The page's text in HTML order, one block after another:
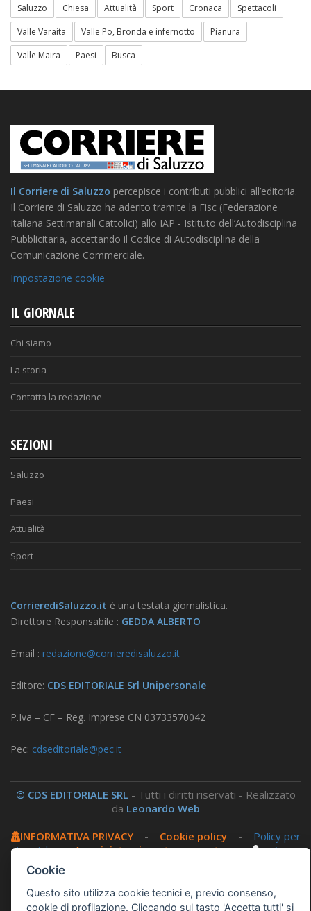
Saluzzo Chiesa Attualità Sport Cronaca
Spettacoli
Valle Varaita
Valle Po, Bronda e infernotto
Pianura
Valle Maira
Paesi Busca
Il Corriere di Saluzzo percepisce i contributi pubblici all’editoria.
Il Corriere di Saluzzo ha aderito tramite la Fisc (Federazione
Italiana Settimanali Cattolici) allo IAP - Istituto dell’Autodisciplina
Pubblicitaria, accettando il Codice di Autodisciplina della
Comunicazione Commerciale.
Impostazione cookie
IL GIORNALE
Chi siamo
La storia
Contatta la redazione
SEZIONI
Saluzzo
Paesi
Attualità
Sport
CorrierediSaluzzo.it è una testata giornalistica.
Direttore Responsabile : GEDDA ALBERTO
Email : redazione@corrieredisaluzzo.it
Editore: CDS EDITORIALE Srl Unipersonale
P.Iva – CF – Reg. Imprese CN 03733570042
Pec: cdseditoriale@pec.it
© CDS EDITORIALE SRL - Tutti i diritti riservati - Realizzato
da Leonardo Web
INFORMATIVA PRIVACY- Cookie policy- Policy per
i social-Amministrazione trasparente-
Area
Questo sito utilizza, nella versione per UTENTI CON
Cookie
Questo sito utilizza cookie tecnici e, previo consenso,
cookie di profilazione. Cliccando sul tasto 'Accetta tutti' si